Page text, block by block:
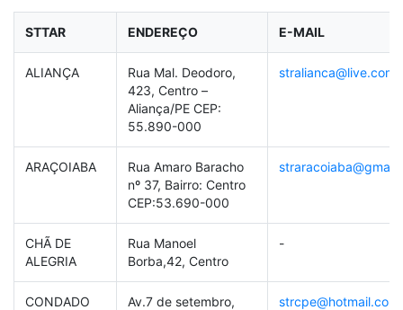
STTAR ENDEREÇO E-MAIL
ALIANÇA
Rua Mal. Deodoro,
423, Centro –
Aliança/PE CEP:
55.890-000
stralianca@live.com
ARAÇOIABA
Rua Amaro Baracho
nº 37, Bairro: Centro
CEP:53.690-000
CHÃ DE
ALEGRIA
Rua Manoel
Borba,42, Centro
-
CONDADO
Av.7 de setembro,
strcpe@hotmail.com